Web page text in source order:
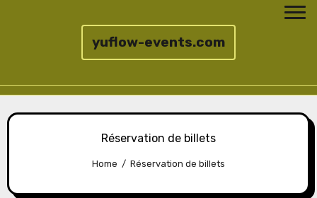
yuflow-events.com
to
Réservation de billets
Home Réservation de billets